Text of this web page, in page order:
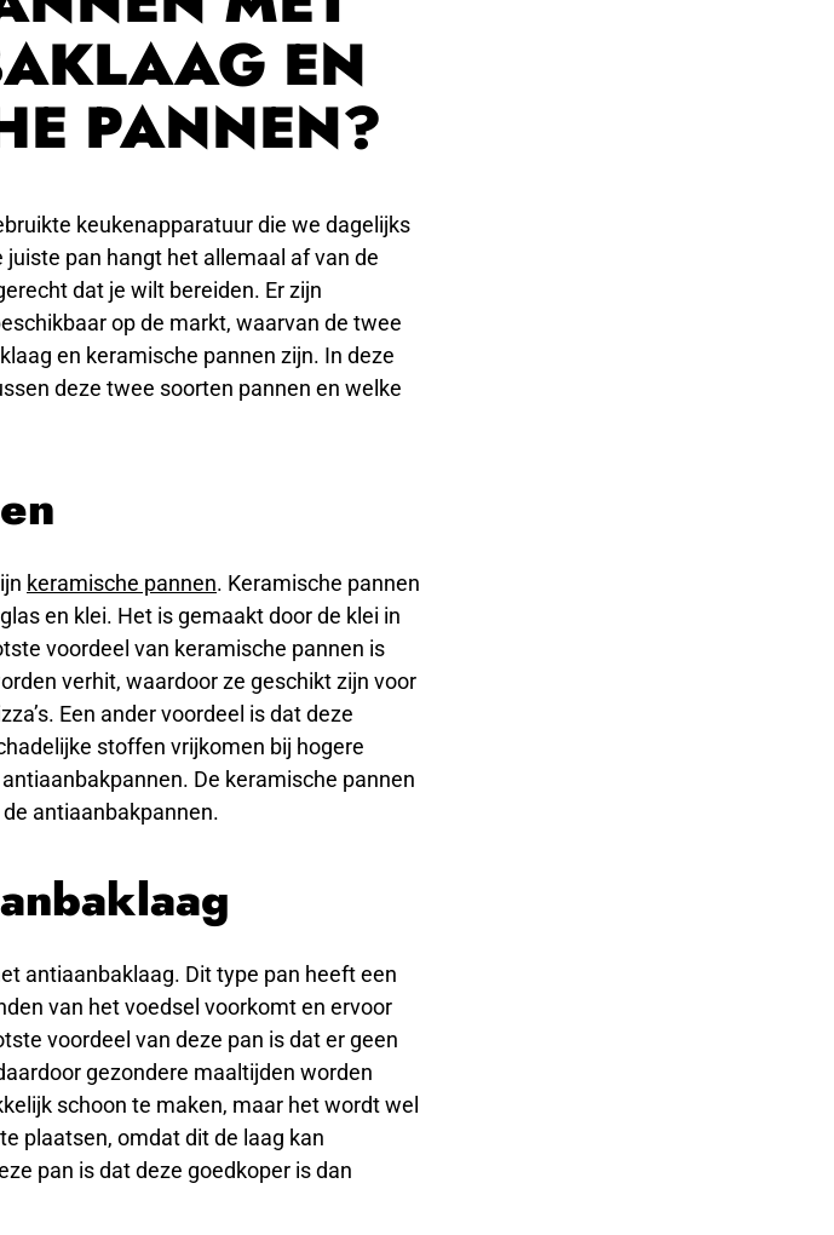
EN
PANNEN?
keukenapparatuur die we dagelijks
pan hangt het allemaal af van de
dat je wilt bereiden. Er zijn
op de markt, waarvan de twee
en keramische pannen zijn. In deze
deze twee soorten pannen en welke
keramische pannen. Keramische pannen
en klei. Het is gemaakt door de klei in
voordeel van keramische pannen is
verhit, waardoor ze geschikt zijn voor
Een ander voordeel is dat deze
stoffen vrijkomen bij hogere
De keramische pannen
antiaanbakpannen.
antiaanbaklaag. Dit type pan heeft een
van het voedsel voorkomt en ervoor
voordeel van deze pan is dat er geen
gezondere maaltijden worden
schoon te maken, maar het wordt wel
plaatsen, omdat dit de laag kan
pan is dat deze goedkoper is dan